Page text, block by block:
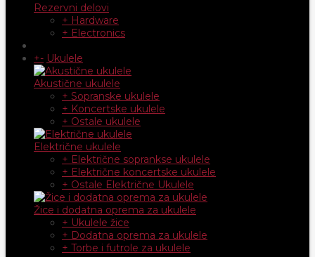
Rezervni delovi
+ Hardware
+ Electronics
+- Ukulele
Akustične ukulele
+ Sopranske ukulele
+ Koncertske ukulele
+ Ostale ukulele
Električne ukulele
+ Električne soprankse ukulele
+ Električne koncertske ukulele
+ Ostale Električne Ukulele
Žice i dodatna oprema za ukulele
+ Ukulele žice
+ Dodatna oprema za ukulele
+ Torbe i futrole za ukulele